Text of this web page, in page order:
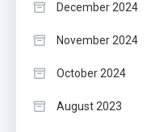
December 2024
November 2024
October 2024
August 2023